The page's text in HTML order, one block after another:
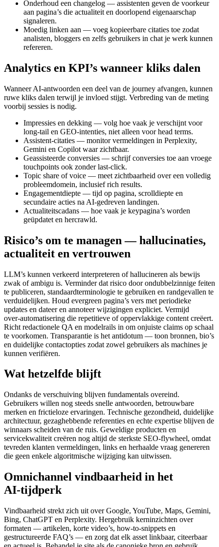
Onderhoud een changelog — assistenten geven de voorkeur
aan pagina’s die actualiteit en doorlopend eigenaarschap
signaleren.
Moedig linken aan — voeg kopieerbare citaties toe zodat
analisten, bloggers en zelfs gebruikers in chat je werk kunnen
refereren.
Analytics en KPI’s wanneer kliks dalen
Wanneer AI‑antwoorden een deel van de journey afvangen, kunnen
ruwe kliks dalen terwijl je invloed stijgt. Verbreding van de meting
voorbij sessies is nodig.
Impressies en dekking — volg hoe vaak je verschijnt voor
long‑tail en GEO‑intenties, niet alleen voor head terms.
Assistent‑citaties — monitor vermeldingen in Perplexity,
Gemini en Copilot waar zichtbaar.
Geassisteerde conversies — schrijf conversies toe aan vroege
touchpoints ook zonder last‑click.
Topic share of voice — meet zichtbaarheid over een volledig
probleemdomein, inclusief rich results.
Engagementdiepte — tijd op pagina, scrolldiepte en
secundaire acties na AI‑gedreven landingen.
Actualiteitscadans — hoe vaak je keypagina’s worden
geüpdatet en hercrawld.
Risico’s om te managen — hallucinaties,
actualiteit en vertrouwen
LLM’s kunnen verkeerd interpreteren of hallucineren als bewijs
zwak of ambigu is. Verminder dat risico door ondubbelzinnige feiten
te publiceren, standaardterminologie te gebruiken en randgevallen te
verduidelijken. Houd evergreen pagina’s vers met periodieke
updates en dateer en annoteer wijzigingen expliciet. Vermijd
over‑automatisering die repetitieve of oppervlakkige content creëert.
Richt redactionele QA en modelrails in om onjuiste claims op schaal
te voorkomen. Transparantie is het antidotum — toon bronnen, bio’s
en duidelijke contactopties zodat zowel gebruikers als machines je
kunnen verifiëren.
Wat hetzelfde blijft
Ondanks de verschuiving blijven fundamentals overeind.
Gebruikers willen nog steeds snelle antwoorden, betrouwbare
merken en frictieloze ervaringen. Technische gezondheid, duidelijke
architectuur, gezaghebbende referenties en echte expertise blijven de
winnaars scheiden van de ruis. Geweldige producten en
servicekwaliteit creëren nog altijd de sterkste SEO‑flywheel, omdat
tevreden klanten vermeldingen, links en herhaalde vraag genereren
die geen enkele algoritmische wijziging kan uitwissen.
Omnichannel vindbaarheid in het
AI‑tijdperk
Vindbaarheid strekt zich uit over Google, YouTube, Maps, Gemini,
Bing, ChatGPT en Perplexity. Hergebruik kerninzichten over
formaten — artikelen, korte video’s, how‑to‑snippets en
gestructureerde FAQ’s — en zorg dat elk asset linkbaar, citeerbaar